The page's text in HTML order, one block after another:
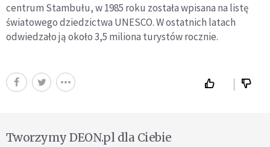
centrum Stambułu, w 1985 roku została wpisana na listę
światowego dziedzictwa UNESCO. W ostatnich latach
odwiedzało ją około 3,5 miliona turystów rocznie.
Tworzymy DEON.pl dla Ciebie